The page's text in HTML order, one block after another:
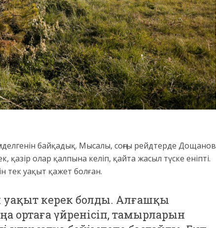
байқадық. Мысалы, соңғы рейдтерде Дощанов
олар қалпына келіп, қайта жасыл түске еніпті.
тек уақыт қажет болған.
уақыт керек болды. Алғашқы
ортаға үйренісіп, тамырларын